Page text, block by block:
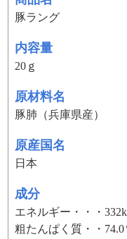
豚ラング
内容量
20ｇ
原材料名
豚肺（兵庫県産）
原産国名
日本
成分
エネルギー・・・
粗たんぱく質・・